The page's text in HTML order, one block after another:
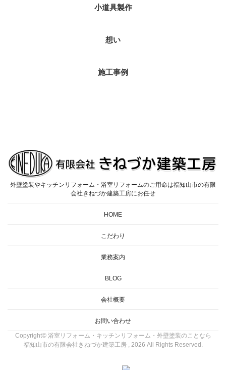
小道具製作
想い
施工事例
外壁塗装やキッチンリフォーム・浴室リフォームのご用命は福知山市の有限
会社きねづか建築工房にお任せ
HOME
こだわり
業務案内
BLOG
会社概要
お問い合わせ
Copyright© 浴室リフォーム・キッチンリフォーム・外壁塗装のことなら
福知山市の有限会社きねづか建築工房 , 2026 All Rights Reserved.